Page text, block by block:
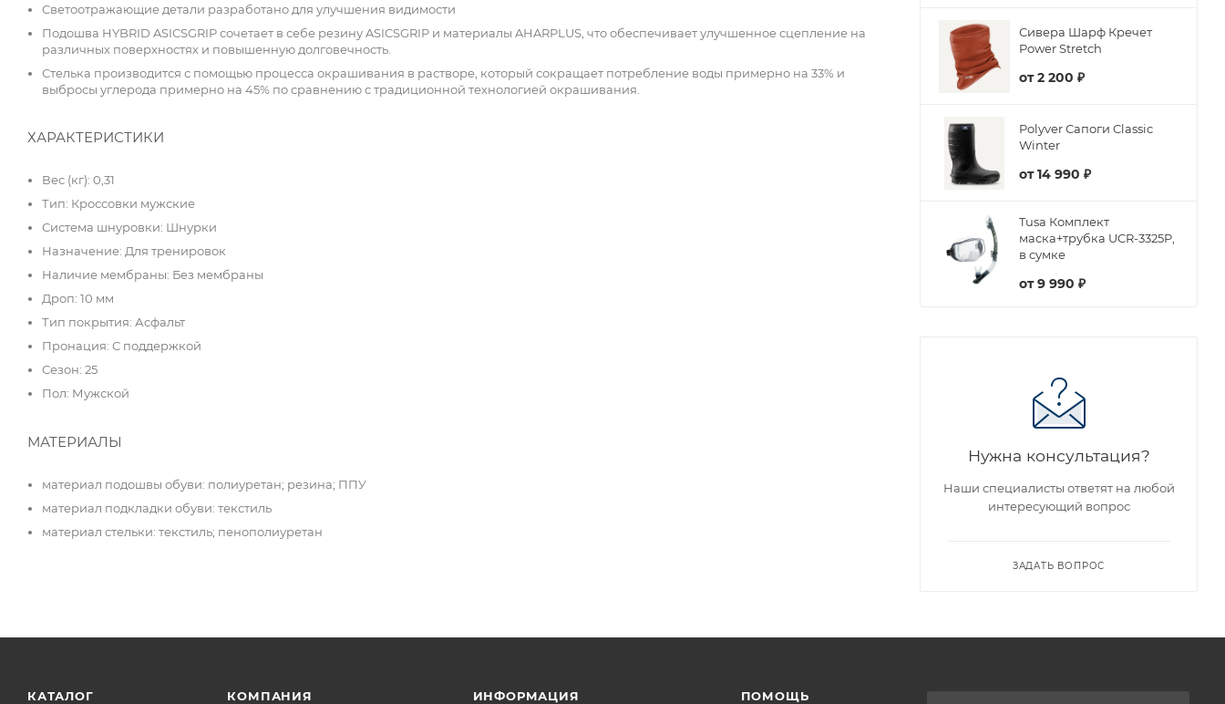
Светоотражающие детали разработано для улучшения видимости
Подошва HYBRID ASICSGRIP сочетает в себе резину ASICSGRIP и материалы AHARPLUS, что обеспечивает улучшенное сцепление на
различных поверхностях и повышенную долговечность.
Стелька производится с помощью процесса окрашивания в растворе, который сокращает потребление воды примерно на 33% и
выбросы углерода примерно на 45% по сравнению с традиционной технологией окрашивания.
ХАРАКТЕРИСТИКИ
Вес (кг): 0,31
Тип: Кроссовки мужские
Система шнуровки: Шнурки
Назначение: Для тренировок
Наличие мембраны: Без мембраны
Дроп: 10 мм
Тип покрытия: Асфальт
Пронация: С поддержкой
Сезон: 25
Пол: Мужской
МАТЕРИАЛЫ
материал подошвы обуви: полиуретан; резина; ППУ
материал подкладки обуви: текстиль
материал стельки: текстиль; пенополиуретан
Сивера Шарф Кречет
Power Stretch
от2 200 ₽
Polyver Сапоги Classic
Winter
от14 990 ₽
Tusa Комплект
маска+трубка UCR-3325P,
в сумке
от9 990 ₽
Нужна консультация?
Наши специалисты ответят на любой
интересующий вопрос
ЗАДАТЬ ВОПРОС
КАТАЛОГ КОМПАНИЯ ИНФОРМАЦИЯ ПОМОЩЬ